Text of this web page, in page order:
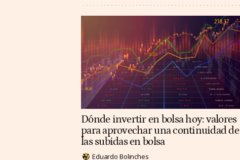
Dónde invertir en bolsa hoy: valores
para aprovechar una continuidad de
las subidas en bolsa
Eduardo Bolinches